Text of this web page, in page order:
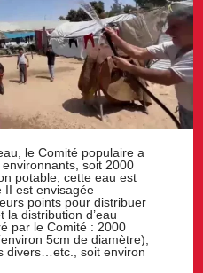
le Comité populaire a
soit 2000
potable, cette eau est
II est envisagée
points pour distribuer
la distribution d’eau
par le Comité : 2000
5cm de diamètre),
divers…etc., soit environ